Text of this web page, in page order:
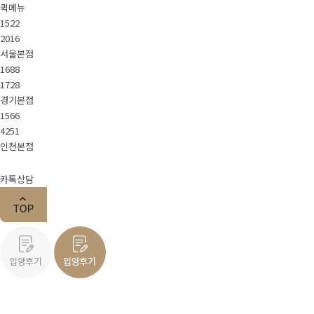
퀵메뉴
1522
2016
서울본점
1688
1728
경기본점
1566
4251
인천본점
카톡상담
About Pet.J
지점안내
서울본점